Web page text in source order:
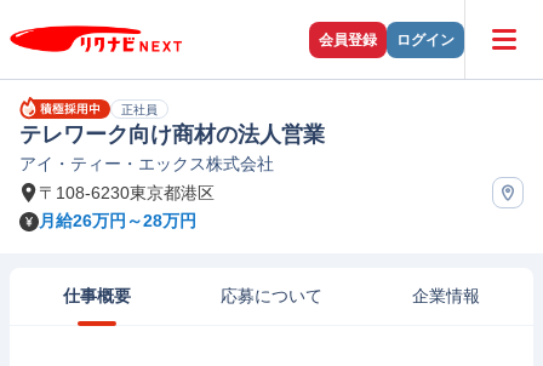
会員登録 ログイン
正社員
テレワーク向け商材の法人営業
アイ・ティー・エックス株式会社
〒108-6230東京都港区
月給26万円～28万円
仕事概要 応募について 企業情報